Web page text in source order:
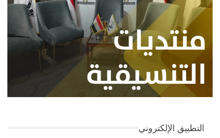
التطبيق الإلكتروني